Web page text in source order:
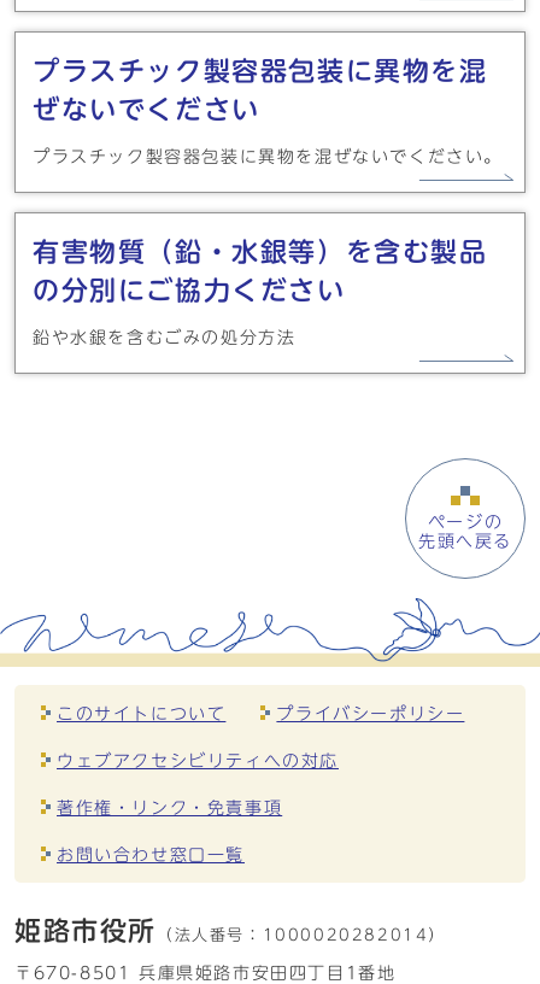
プラスチック製容器包装に異物を混
ぜないでください
プラスチック製容器包装に異物を混ぜないでください。
有害物質（鉛・水銀等）を含む製品
の分別にご協力ください
鉛や水銀を含むごみの処分方法
ページの
先頭へ戻る
このサイトについて プライバシーポリシー
ウェブアクセシビリティへの対応
著作権・リンク・免責事項
お問い合わせ窓口一覧
姫路市役所 （法人番号： 1000020282014）
〒670-8501 兵庫県姫路市安田四丁目1番地